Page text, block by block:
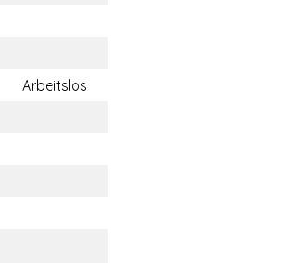
Arbeitslos